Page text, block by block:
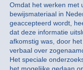
Omdat het werken met
bewijsmateriaal in
geaccepteerd wordt,
dat deze informatie
afkomstig was, door
verbaal over
Het speciale
het mogelijke gedaan